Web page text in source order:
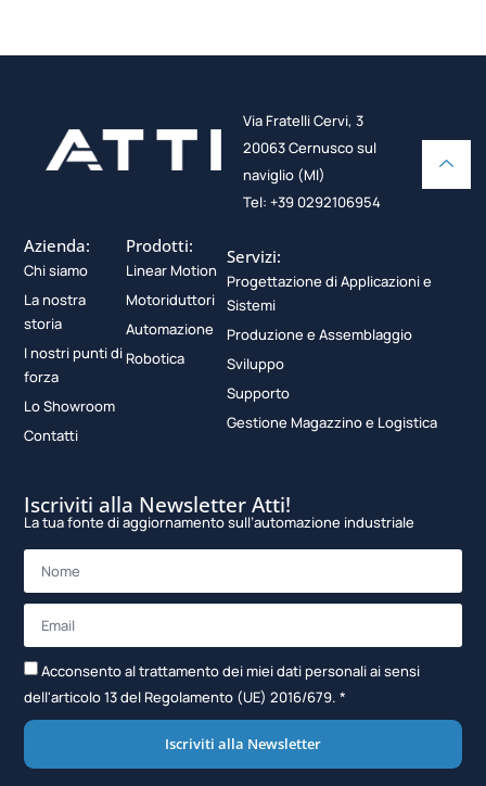
Via Fratelli Cervi, 3
20063 Cernusco sul
naviglio (MI)
Tel: +39 0292106954
Azienda:
Chi siamo
La nostra
storia
I nostri punti di
forza
Lo Showroom
Contatti
Prodotti:
Linear Motion
Motoriduttori
Automazione
Robotica
Servizi:
Progettazione di Applicazioni e
Sistemi
Produzione e Assemblaggio
Sviluppo
Supporto
Gestione Magazzino e Logistica
Iscriviti alla Newsletter Atti!
La tua fonte di aggiornamento sull’automazione industriale
Acconsento al trattamento dei miei dati personali ai sensi
dell'articolo 13 del Regolamento (UE) 2016/679. *
Iscriviti alla Newsletter